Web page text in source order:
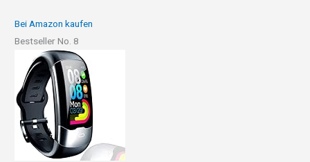
Bei Amazon kaufen
Bestseller No. 8